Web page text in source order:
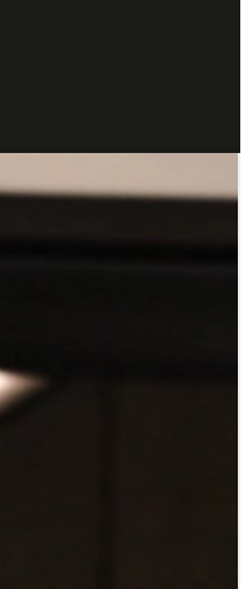
en stijlen. Dit helpt je bij
je graag over de beste